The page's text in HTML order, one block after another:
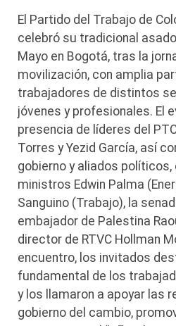
El Partido del Trabajo de
celebró su tradicional
Mayo en Bogotá, tras la
movilización, con amplia
trabajadores de distintos
jóvenes y profesionales. El
presencia de líderes del
Torres y Yezid García, así
gobierno y aliados
ministros Edwin Palma
Sanguino (Trabajo), la
embajador de Palestina
director de RTVC Hollman
encuentro, los invitados
fundamental de los
y los llamaron a apoyar las
gobierno del cambio,